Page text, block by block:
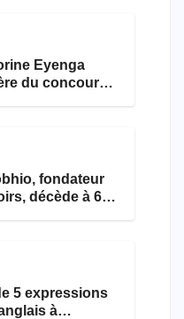
Eyenga
du concours
fondateur
décède à 69
5 expressions
à